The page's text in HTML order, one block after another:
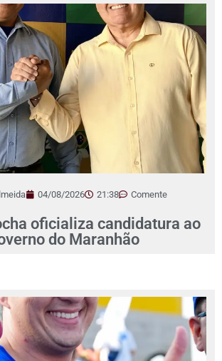
04/08/2026 21:38 Comente
oficializa candidatura ao
do Maranhão